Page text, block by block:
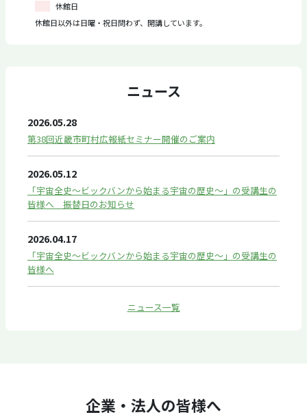
休館日
休館日以外は日曜・祝日問わず、開講しています。
ニュース
2026.05.28
第38回近畿市町村広報紙セミナー開催のご案内
2026.05.12
「宇宙全史～ビックバンから始まる宇宙の歴史～」の受講生の
皆様へ 振替日のお知らせ
2026.04.17
「宇宙全史～ビックバンから始まる宇宙の歴史～」の受講生の
皆様へ
ニュース一覧
企業・法人の皆様へ